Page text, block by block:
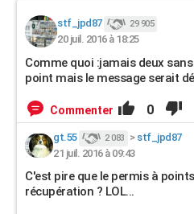
stf_jpd87 29 905
20 juil. 2016 à 18:25
Comme quoi :jamais deux
point mais le message serait
Commenter 0
gt.55 2 083 > stf_jpd87
21 juil. 2016 à 09:43
C'est pire que le permis à
récupération ? LOL...